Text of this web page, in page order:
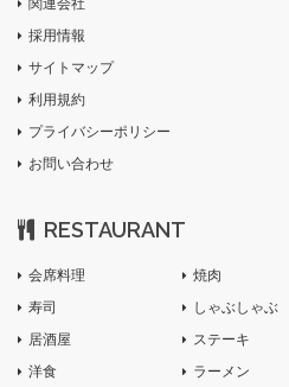
採用情報
サイトマップ
利用規約
プライバシーポリシー
お問い合わせ
RESTAURANT
会席料理
寿司
居酒屋
洋食
焼肉
しゃぶしゃぶ
ステーキ
ラーメン